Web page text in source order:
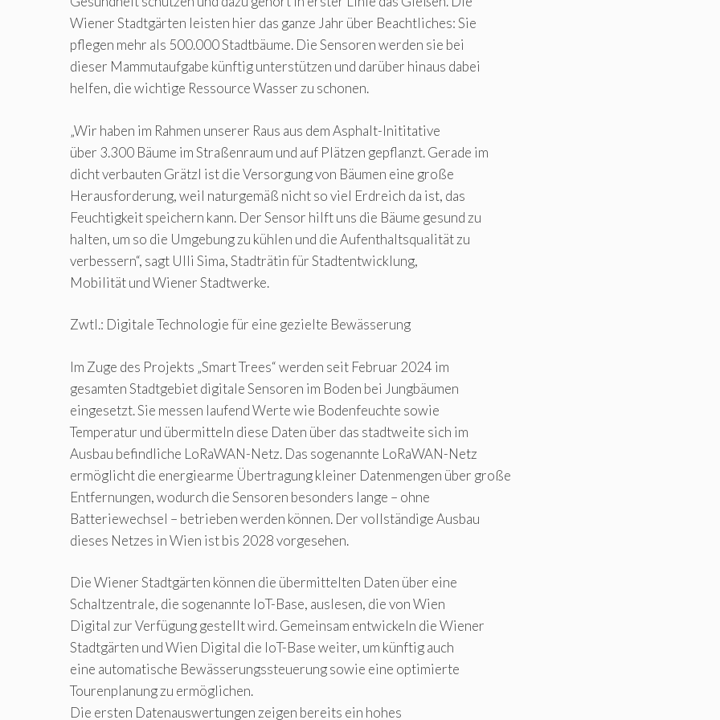
Wiener Stadtgärten leisten hier das ganze Jahr über Beachtliches: Sie
pflegen mehr als 500.000 Stadtbäume. Die Sensoren werden sie bei
dieser Mammutaufgabe künftig unterstützen und darüber hinaus dabei
helfen, die wichtige Ressource Wasser zu schonen.
„Wir haben im Rahmen unserer Raus aus dem Asphalt-Inititative
über 3.300 Bäume im Straßenraum und auf Plätzen gepflanzt. Gerade im
dicht verbauten Grätzl ist die Versorgung von Bäumen eine große
Herausforderung, weil naturgemäß nicht so viel Erdreich da ist, das
Feuchtigkeit speichern kann. Der Sensor hilft uns die Bäume gesund zu
halten, um so die Umgebung zu kühlen und die Aufenthaltsqualität zu
verbessern“, sagt Ulli Sima, Stadträtin für Stadtentwicklung,
Mobilität und Wiener Stadtwerke.
Zwtl.: Digitale Technologie für eine gezielte Bewässerung
Im Zuge des Projekts „Smart Trees“ werden seit Februar 2024 im
gesamten Stadtgebiet digitale Sensoren im Boden bei Jungbäumen
eingesetzt. Sie messen laufend Werte wie Bodenfeuchte sowie
Temperatur und übermitteln diese Daten über das stadtweite sich im
Ausbau befindliche LoRaWAN-Netz. Das sogenannte LoRaWAN-Netz
ermöglicht die energiearme Übertragung kleiner Datenmengen über große
Entfernungen, wodurch die Sensoren besonders lange – ohne
Batteriewechsel – betrieben werden können. Der vollständige Ausbau
dieses Netzes in Wien ist bis 2028 vorgesehen.
Die Wiener Stadtgärten können die übermittelten Daten über eine
Schaltzentrale, die sogenannte IoT-Base, auslesen, die von Wien
Digital zur Verfügung gestellt wird. Gemeinsam entwickeln die Wiener
Stadtgärten und Wien Digital die IoT-Base weiter, um künftig auch
eine automatische Bewässerungssteuerung sowie eine optimierte
Tourenplanung zu ermöglichen.
Die ersten Datenauswertungen zeigen bereits ein hohes